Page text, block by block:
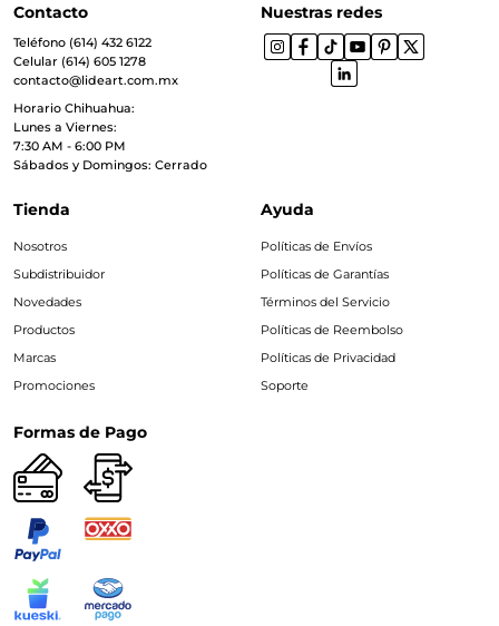
Contacto
Teléfono (614) 432 6122
Celular (614) 605 1278
contacto@lideart.com.mx
Horario Chihuahua:
Lunes a Viernes:
7:30 AM - 6:00 PM
Sábados y Domingos: Cerrado
Nuestras redes
Tienda
Nosotros
Subdistribuidor
Novedades
Productos
Marcas
Promociones
Ayuda
Políticas de Envíos
Políticas de Garantías
Términos del Servicio
Políticas de Reembolso
Políticas de Privacidad
Soporte
Formas de Pago